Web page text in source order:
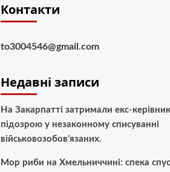
Контакти
to3004546@gmail.com
Недавні записи
На Закарпатті затримали екс-
підозрою у незаконному списуванні
військовозобов’язаних.
Мор риби на Хмельниччині: спека